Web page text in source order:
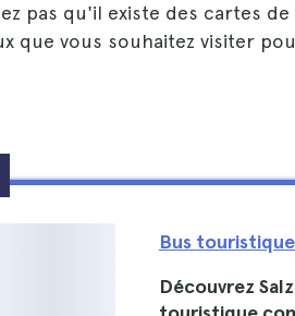
pas qu'il existe des cartes de
que vous souhaitez visiter
Bus
Découvrez